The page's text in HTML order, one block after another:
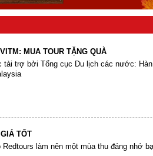
MUA TOUR TẶNG QUÀ
trợ bởi Tổng cục Du lịch các nước: Hàn
TỐT
Redtours làm nên một mùa thu đáng nhớ